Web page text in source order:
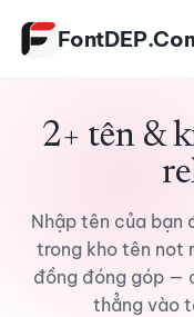
2+ tên &
Nhập tên của bạn
trong kho tên not
đồng đóng góp —
thẳng vào